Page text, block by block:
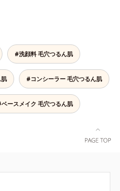
#洗顔料 毛穴つるん肌
#コンシーラー 毛穴つるん肌
ースメイク 毛穴つるん肌